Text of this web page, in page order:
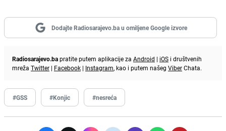
Dodajte Radiosarajevo.ba u omiljene Google izvore
Radiosarajevo.bapratite putem aplikacije za Android | iOS i društvenih
mreža Twitter | Facebook | Instagram, kao i putem našeg ViberChata.
#GSS #Konjic #nesreća